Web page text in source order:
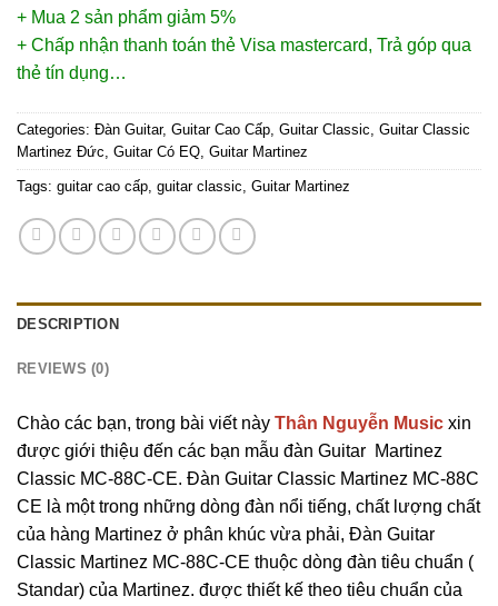
+ Mua 2 sản phẩm giảm 5%
+ Chấp nhận thanh toán thẻ Visa mastercard, Trả góp qua
thẻ tín dụng…
Categories: Đàn Guitar, Guitar Cao Cấp, Guitar Classic, Guitar Classic
Martinez Đức, Guitar Có EQ, Guitar Martinez
Tags: guitar cao cấp, guitar classic, Guitar Martinez
DESCRIPTION
REVIEWS (0)
Chào các bạn, trong bài viết này Thân Nguyễn Music xin
được giới thiệu đến các bạn mẫu đàn Guitar Martinez
Classic MC-88C-CE. Đàn Guitar Classic Martinez MC-88C
CE là một trong những dòng đàn nổi tiếng, chất lượng chất
của hàng Martinez ở phân khúc vừa phải, Đàn Guitar
Classic Martinez MC-88C-CE thuộc dòng đàn tiêu chuẩn (
Standar) của Martinez. được thiết kế theo tiêu chuẩn của